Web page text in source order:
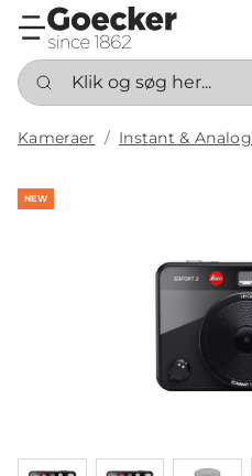
Klik og søg her...
Kameraer Instant & Analog
NEW